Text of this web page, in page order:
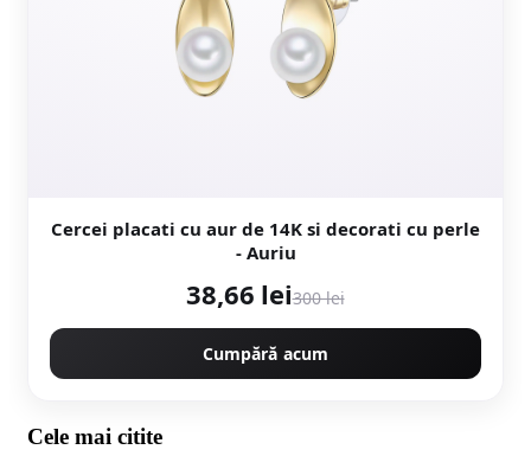
Cercei placati cu aur de 14K si decorati cu perle
- Auriu
38,66 lei300 lei
Cumpără acum
Cele mai citite